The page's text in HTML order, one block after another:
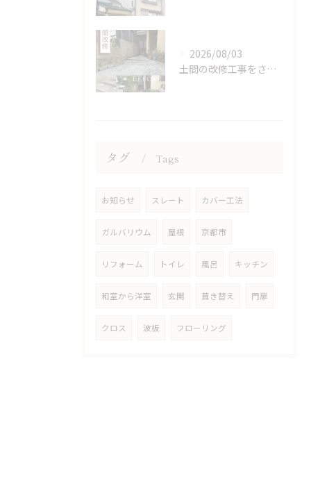
2026/08/03
土間の改修工事をさせていただきました。
タグ Tags
お知らせ スレート カバー工法
ガルバリウム 屋根 京都市
リフォーム トイレ 風呂 キッチン
和室から洋室 玄関 葺き替え 門扉
クロス 波板 フローリング